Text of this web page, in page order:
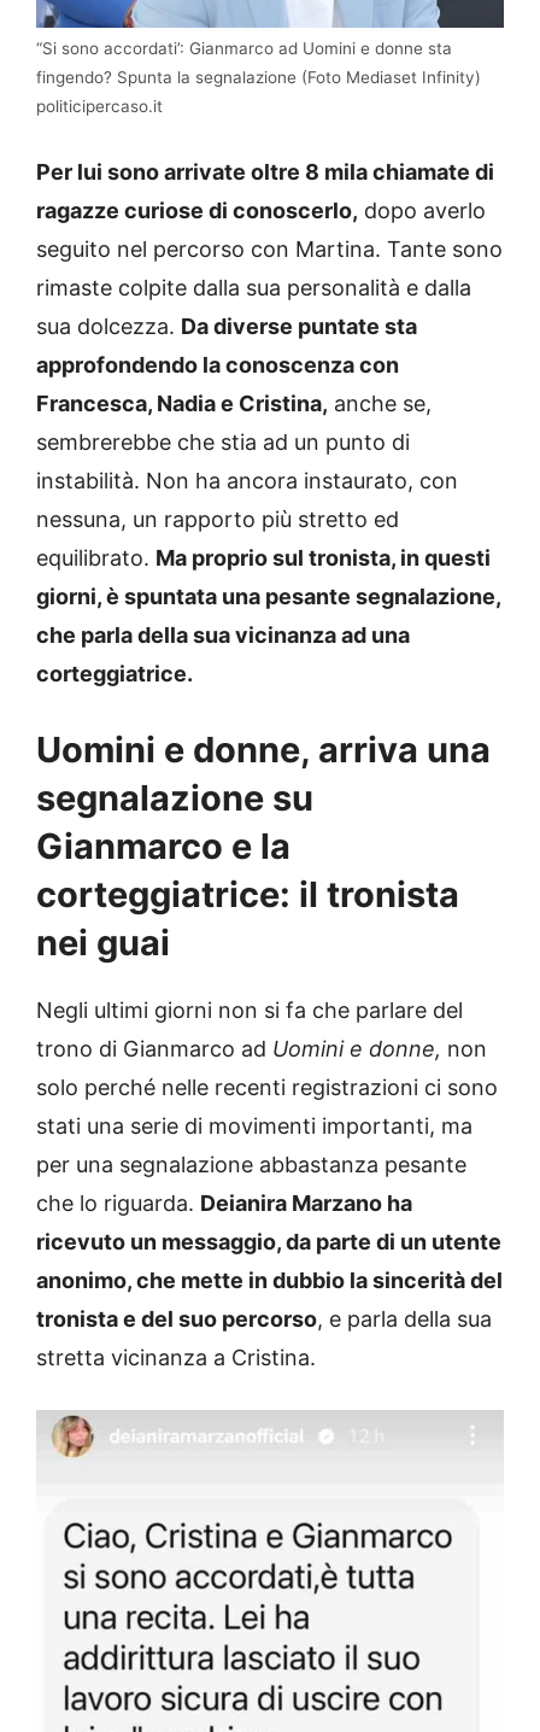
“Si sono accordati’: Gianmarco ad Uomini e donne sta
fingendo? Spunta la segnalazione (Foto Mediaset Infinity)
politicipercaso.it
Per lui sono arrivate oltre 8 mila chiamate di
ragazze curiose di conoscerlo, dopo averlo
seguito nel percorso con Martina. Tante sono
rimaste colpite dalla sua personalità e dalla
sua dolcezza. Da diverse puntate sta
approfondendo la conoscenza con
Francesca, Nadia e Cristina, anche se,
sembrerebbe che stia ad un punto di
instabilità. Non ha ancora instaurato, con
nessuna, un rapporto più stretto ed
equilibrato. Ma proprio sul tronista, in questi
giorni, è spuntata una pesante segnalazione,
che parla della sua vicinanza ad una
corteggiatrice.
Uomini e donne, arriva una
segnalazione su
Gianmarco e la
corteggiatrice: il tronista
nei guai
Negli ultimi giorni non si fa che parlare del
trono di Gianmarco ad Uomini e donne, non
solo perché nelle recenti registrazioni ci sono
stati una serie di movimenti importanti, ma
per una segnalazione abbastanza pesante
che lo riguarda. Deianira Marzano ha
ricevuto un messaggio, da parte di un utente
anonimo, che mette in dubbio la sincerità del
tronista e del suo percorso, e parla della sua
stretta vicinanza a Cristina.